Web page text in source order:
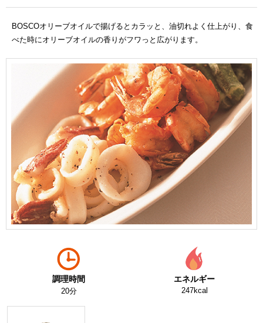
BOSCOオリーブオイルで揚げるとカラッと、油切れよく仕上がり、食
べた時にオリーブオイルの香りがフワっと広がります。
調理時間
20分
エネルギー
247kcal